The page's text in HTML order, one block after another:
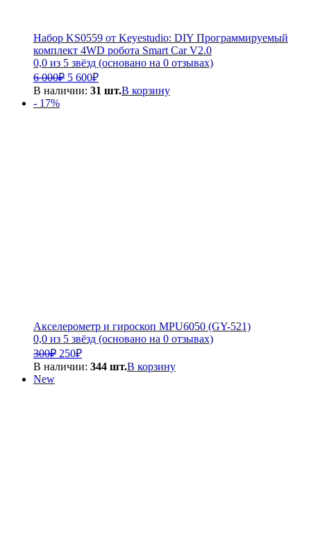
Набор KS0559 от Keyestudio: DIY Программируемый
комплект 4WD робота Smart Car V2.0
0,0 из 5 звёзд (основано на 0 отзывах)
6 000₽ Первоначальная
цена
5 600₽Текущая
цена:
В наличии: 31 шт.В корзину
- 17%
Акселерометр и гироскоп MPU6050 (GY-521)
0,0 из 5 звёзд (основано на 0 отзывах)
300₽ Первоначальная
цена
250₽Текущая
цена:
В наличии: 344 шт.В корзину
New